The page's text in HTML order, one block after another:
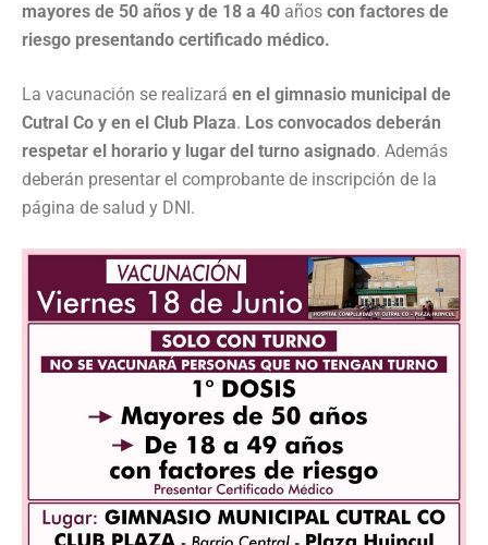
mayores de 50 años y de 18 a 40 años con factores de
riesgo presentando certificado médico.
La vacunación se realizará en el gimnasio municipal de
Cutral Co y en el Club Plaza. Los convocados deberán
respetar el horario y lugar del turno asignado. Además
deberán presentar el comprobante de inscripción de la
página de salud y DNI.